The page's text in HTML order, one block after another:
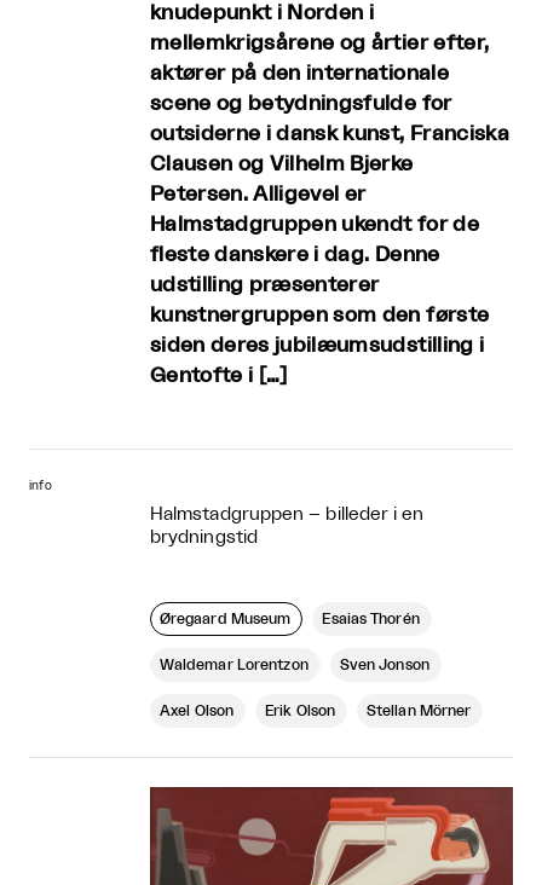
knudepunkt i Norden i
mellemkrigsårene og årtier efter,
aktører på den internationale
scene og betydningsfulde for
outsiderne i dansk kunst, Franciska
Clausen og Vilhelm Bjerke
Petersen. Alligevel er
Halmstadgruppen ukendt for de
fleste danskere i dag. Denne
udstilling præsenterer
kunstnergruppen som den første
siden deres jubilæumsudstilling i
Gentofte i […]
info
Halmstadgruppen – billeder i en
brydningstid
Øregaard Museum Esaias Thorén
Waldemar Lorentzon Sven Jonson
Axel Olson Erik Olson Stellan Mörner